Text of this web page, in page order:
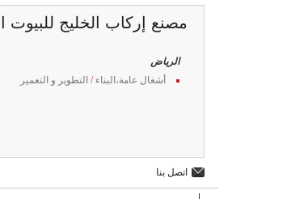
مصنع إركاب الخليج للبيوت
الرياض
أشغال عامة،البناء / التطوير و التعمير
اتصل بنا